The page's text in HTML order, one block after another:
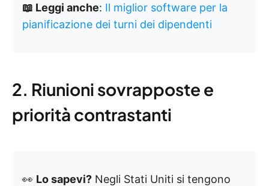
📖 Leggi anche: Il miglior software per la
pianificazione dei turni dei dipendenti
2. Riunioni sovrapposte e
priorità contrastanti
👀 Lo sapevi? Negli Stati Uniti si tengono